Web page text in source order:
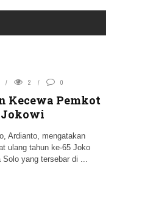
2 0
Kecewa Pemkot
Jokowi
Ardianto, mengatakan
ulang tahun ke-65 Joko
Solo yang tersebar di ...